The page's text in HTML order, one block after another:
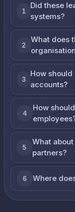
1
Did these
systems?
2
What does
3
How
accounts?
4
How
5
What
partners?
6 Where